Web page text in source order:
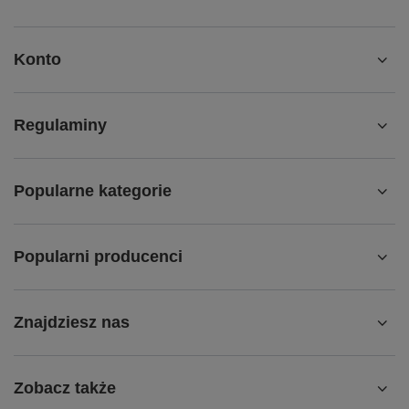
Konto
Regulaminy
Popularne kategorie
Popularni producenci
Znajdziesz nas
Zobacz także